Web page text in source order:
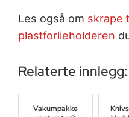
Les også om skrape
plastforlieholderen
Relaterte innlegg:
Vakumpakke